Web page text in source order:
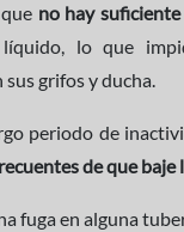
no hay
lo que
grifos y ducha.
periodo de
de que
fuga en alguna